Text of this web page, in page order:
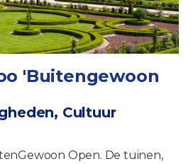
'Buitengewoon
Cultuur
Open. De tuinen,